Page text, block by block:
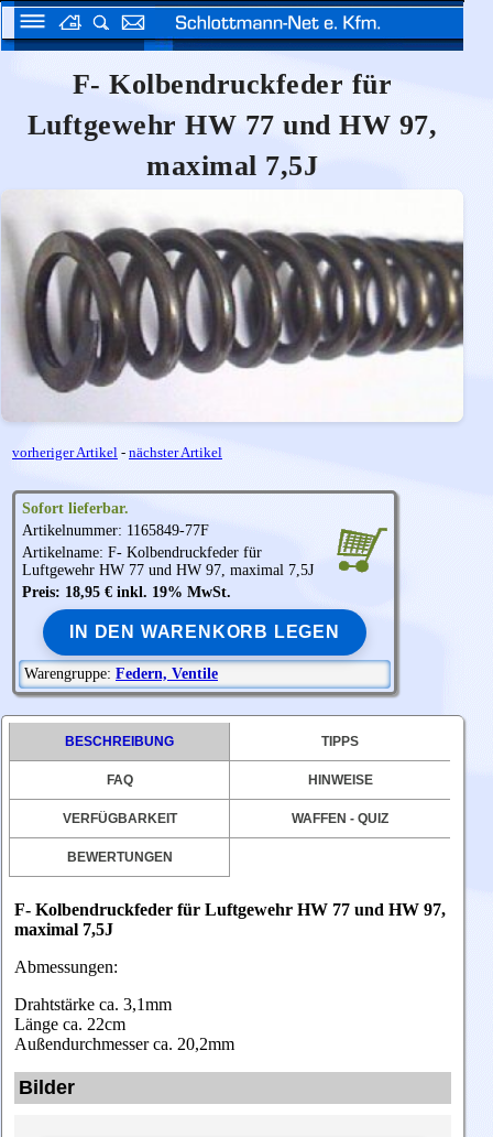
F- Kolbendruckfeder für
Luftgewehr HW 77 und HW 97,
maximal 7,5J
vorheriger Artikel - nächster Artikel
Sofort lieferbar.
Artikelnummer: 1165849-77F
Artikelname: F- Kolbendruckfeder für
Luftgewehr HW 77 und HW 97, maximal 7,5J
Preis: 18,95 € inkl. 19% MwSt.
IN DEN WARENKORB LEGEN
Warengruppe: Federn, Ventile
BESCHREIBUNG TIPPS
FAQ HINWEISE
VERFÜGBARKEIT WAFFEN - QUIZ
BEWERTUNGEN
F- Kolbendruckfeder für Luftgewehr HW 77 und HW 97,
maximal 7,5J
Abmessungen:
Drahtstärke ca. 3,1mm
Länge ca. 22cm
Außendurchmesser ca. 20,2mm
Bilder